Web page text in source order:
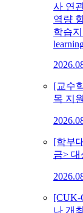
사 연
역량
학습
[교수
목 지
[학부
금> 대
[CUK-
나 개최